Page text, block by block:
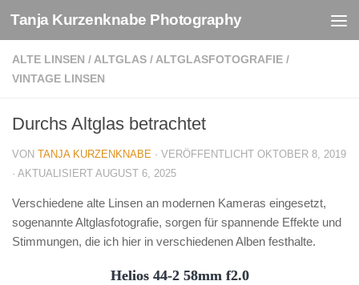
Zum Inhalt springen
Tanja Kurzenknabe Photography
ALTE LINSEN / ALTGLAS / ALTGLASFOTOGRAFIE /
VINTAGE LINSEN
Durchs Altglas betrachtet
VON TANJA KURZENKNABE · VERÖFFENTLICHT OKTOBER 8, 2019
· AKTUALISIERT AUGUST 6, 2025
Verschiedene alte Linsen an modernen Kameras eingesetzt,
sogenannte Altglasfotografie, sorgen für spannende Effekte und
Stimmungen, die ich hier in verschiedenen Alben festhalte.
Helios 44-2 58mm f2.0